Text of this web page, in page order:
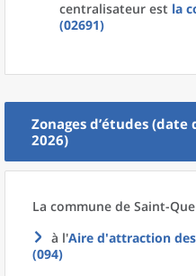
centralisateur est la
(02691)
Zonages d’études
2026)
La commune de Saint-
à l'Aire d'attraction
(094)